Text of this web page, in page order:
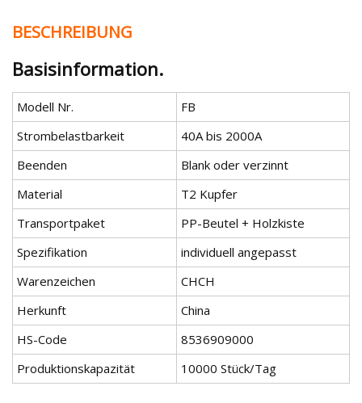
BESCHREIBUNG
Basisinformation.
Modell Nr.
FB
Strombelastbarkeit
40A bis 2000A
Beenden
Blank oder verzinnt
Material
T2 Kupfer
Transportpaket
PP-Beutel + Holzkiste
Spezifikation
individuell angepasst
Warenzeichen
CHCH
Herkunft
China
HS-Code
8536909000
Produktionskapazität
10000 Stück/Tag